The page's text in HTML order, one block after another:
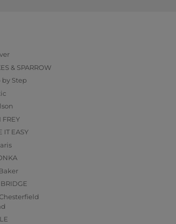
& SPARROW
by Step
FREY
IT EASY